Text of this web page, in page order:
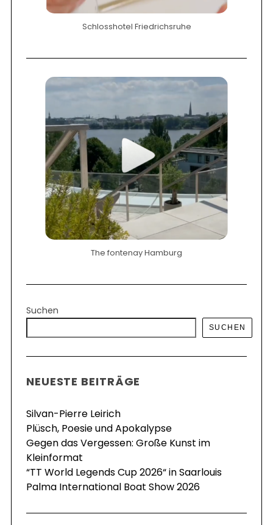
Schlosshotel Friedrichsruhe
The fontenay Hamburg
Suchen
SUCHEN
NEUESTE BEITRÄGE
Silvan-Pierre Leirich
Plüsch, Poesie und Apokalypse
Gegen das Vergessen: Große Kunst im
Kleinformat
“TT World Legends Cup 2026“ in Saarlouis
Palma International Boat Show 2026